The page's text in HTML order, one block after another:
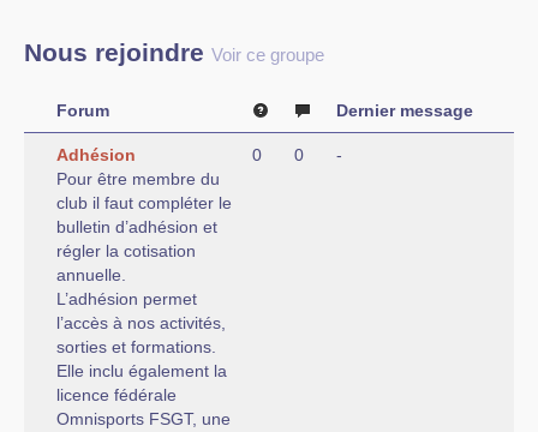
Nous rejoindre Voir ce groupe
Forum Dernier message
Adhésion
Pour être membre du
club il faut compléter le
bulletin d’adhésion et
régler la cotisation
annuelle.
L’adhésion permet
l’accès à nos activités,
sorties et formations.
Elle inclu également la
licence fédérale
Omnisports FSGT, une
0 0 -